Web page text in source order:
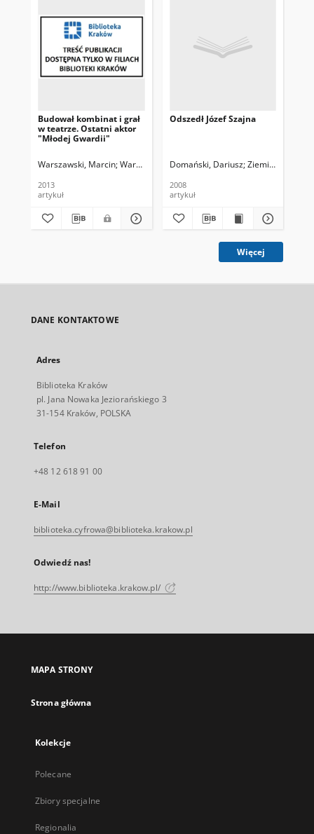
Budował kombinat i grał
w teatrze. Ostatni aktor
"Młodej Gwardii"
Warszawski, Marcin Warszawski, Marcin. Fot.
2013
artykuł
Odszedł Józef Szajna
Domański, Dariusz Ziemiański,
2008
artykuł
Więcej
DANE KONTAKTOWE
Adres
Biblioteka Kraków
pl. Jana Nowaka Jeziorańskiego 3
31-154 Kraków, POLSKA
Telefon
+48 12 618 91 00
E-Mail
biblioteka.cyfrowa@biblioteka.krakow.pl
Odwiedź nas!
http://www.biblioteka.krakow.pl/
MAPA STRONY
Strona główna
Kolekcje
Polecane
Zbiory specjalne
Regionalia